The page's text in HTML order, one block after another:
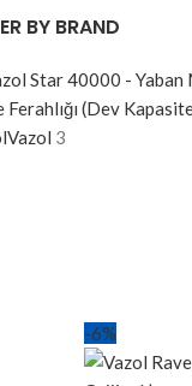
BY BRAND
Vazol 3
-6%